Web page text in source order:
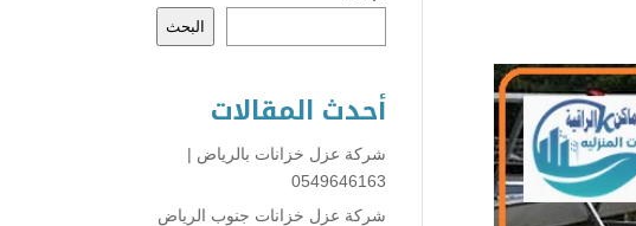
البحث
أحدث المقالات
شركة عزل خزانات بالرياض |
0549646163
شركة عزل خزانات جنوب الرياض